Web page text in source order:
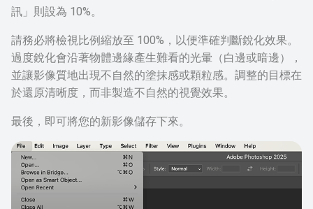
訊」則設為 10%。
請務必將檢視比例縮放至 100%，以便準確判斷銳化效果。
過度銳化會沿著物體邊緣產生難看的光暈（白邊或暗邊），
並讓影像質地出現不自然的塗抹感或顆粒感。調整的目標在
於還原清晰度，而非製造不自然的視覺效果。
最後，即可將您的新影像儲存下來。